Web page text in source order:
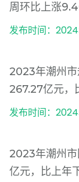
周环比上涨
发布时间：
2023年潮州
267.27亿元，
发布时间：
2023年潮州
亿元，比上年